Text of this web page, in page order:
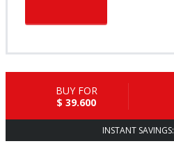
BUY FOR
$ 39.600
INSTANT SAVINGS: